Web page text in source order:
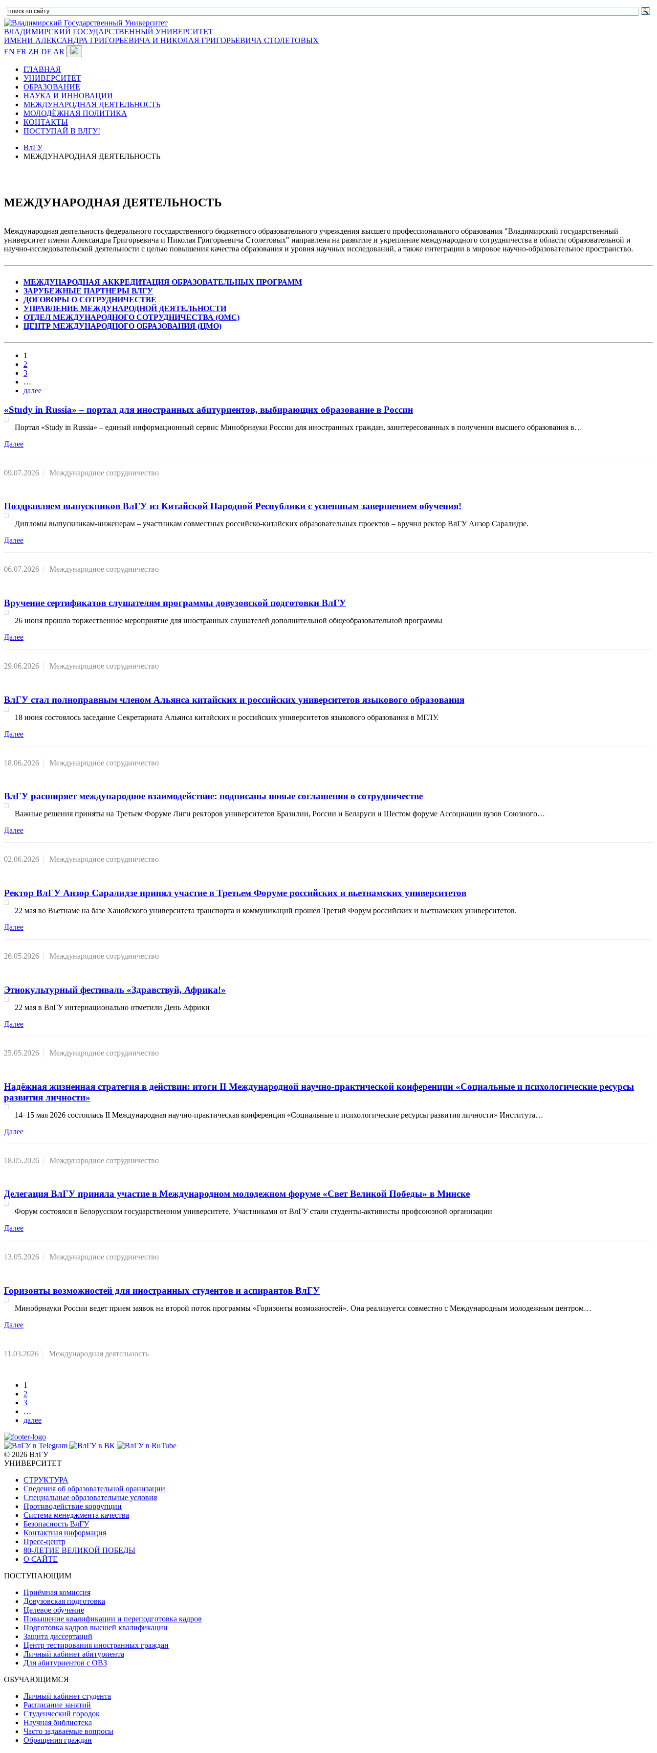
ВЛАДИМИРСКИЙ ГОСУДАРСТВЕННЫЙ УНИВЕРСИТЕТ
ИМЕНИ АЛЕКСАНДРА ГРИГОРЬЕВИЧА И НИКОЛАЯ ГРИГОРЬЕВИЧА СТОЛЕТОВЫХ
EN FR ZH DE AR
ГЛАВНАЯ
УНИВЕРСИТЕТ
ОБРАЗОВАНИЕ
НАУКА И ИННОВАЦИИ
МЕЖДУНАРОДНАЯ ДЕЯТЕЛЬНОСТЬ
МОЛОДЁЖНАЯ ПОЛИТИКА
КОНТАКТЫ
ПОСТУПАЙ В ВЛГУ!
ВлГУ
МЕЖДУНАРОДНАЯ ДЕЯТЕЛЬНОСТЬ
МЕЖДУНАРОДНАЯ ДЕЯТЕЛЬНОСТЬ
Международная деятельность федерального государственного бюджетного образовательного учреждения высшего профессионального образования "Владимирский государственный
университет имени Александра Григорьевича и Николая Григорьевича Столетовых" направлена на развитие и укрепление международного сотрудничества в области образовательной и
научно-исследовательской деятельности с целью повышения качества образования и уровня научных исследований, а также интеграции в мировое научно-образовательное пространство.
МЕЖДУНАРОДНАЯ АККРЕДИТАЦИЯ ОБРАЗОВАТЕЛЬНЫХ ПРОГРАММ
ЗАРУБЕЖНЫЕ ПАРТНЕРЫ ВЛГУ
ДОГОВОРЫ О СОТРУДНИЧЕСТВЕ
УПРАВЛЕНИЕ МЕЖДУНАРОДНОЙ ДЕЯТЕЛЬНОСТИ
ОТДЕЛ МЕЖДУНАРОДНОГО СОТРУДНИЧЕСТВА (ОМС)
ЦЕНТР МЕЖДУНАРОДНОГО ОБРАЗОВАНИЯ (ЦМО)
1
2
3
…
далее
«Study in Russia» – портал для иностранных абитуриентов, выбирающих образование в России
Портал «Study in Russia» – единый информационный сервис Минобрнауки России для иностранных граждан, заинтересованных в получении высшего образования в…
Далее
09.07.2026 Международное сотрудничество
Поздравляем выпускников ВлГУ из Китайской Народной Республики с успешным завершением обучения!
Дипломы выпускникам-инженерам – участникам совместных российско-китайских образовательных проектов – вручил ректор ВлГУ Анзор Саралидзе.
Далее
06.07.2026 Международное сотрудничество
Вручение сертификатов слушателям программы довузовской подготовки ВлГУ
26 июня прошло торжественное мероприятие для иностранных слушателей дополнительной общеобразовательной программы
Далее
29.06.2026 Международное сотрудничество
ВлГУ стал полноправным членом Альянса китайских и российских университетов языкового образования
18 июня состоялось заседание Секретариата Альянса китайских и российских университетов языкового образования в МГЛУ.
Далее
18.06.2026 Международное сотрудничество
ВлГУ расширяет международное взаимодействие: подписаны новые соглашения о сотрудничестве
Важные решения приняты на Третьем Форуме Лиги ректоров университетов Бразилии, России и Беларуси и Шестом форуме Ассоциации вузов Союзного…
Далее
02.06.2026 Международное сотрудничество
Ректор ВлГУ Анзор Саралидзе принял участие в Третьем Форуме российских и вьетнамских университетов
22 мая во Вьетнаме на базе Ханойского университета транспорта и коммуникаций прошел Третий Форум российских и вьетнамских университетов.
Далее
26.05.2026 Международное сотрудничество
Этнокультурный фестиваль «Здравствуй, Африка!»
22 мая в ВлГУ интернационально отметили День Африки
Далее
25.05.2026 Международное сотрудничество
Надёжная жизненная стратегия в действии: итоги II Международной научно-практической конференции «Социальные и психологические ресурсы
развития личности»
14–15 мая 2026 состоялась II Международная научно-практическая конференция «Социальные и психологические ресурсы развития личности» Института…
Далее
18.05.2026 Международное сотрудничество
Делегация ВлГУ приняла участие в Международном молодежном форуме «Свет Великой Победы» в Минске
Форум состоялся в Белорусском государственном университете. Участниками от ВлГУ стали студенты-активисты профсоюзной организации
Далее
13.05.2026 Международное сотрудничество
Горизонты возможностей для иностранных студентов и аспирантов ВлГУ
Минобрнауки России ведет прием заявок на второй поток программы «Горизонты возможностей». Она реализуется совместно с Международным молодежным центром…
Далее
11.03.2026 Международная деятельность
1
2
3
…
далее
© 2026 ВлГУ
УНИВЕРСИТЕТ
СТРУКТУРА
Сведения об образовательной оранизации
Специальные образовательные условия
Противодействие коррупции
Система менеджмента качества
Безопасность ВлГУ
Контактная информация
Пресс-центр
80-ЛЕТИЕ ВЕЛИКОЙ ПОБЕДЫ
О САЙТЕ
ПОСТУПАЮЩИМ
Приёмная комиссия
Довузовская подготовка
Целевое обучение
Повышение квалификации и переподготовка кадров
Подготовка кадров высшей квалификации
Защита диссертаций
Центр тестирования иностранных граждан
Личный кабинет абитуриента
Для абитуриентов с ОВЗ
ОБУЧАЮЩИМСЯ
Личный кабинет студента
Расписание занятий
Студенческий городок
Научная библиотека
Часто задаваемые вопросы
Обращения граждан